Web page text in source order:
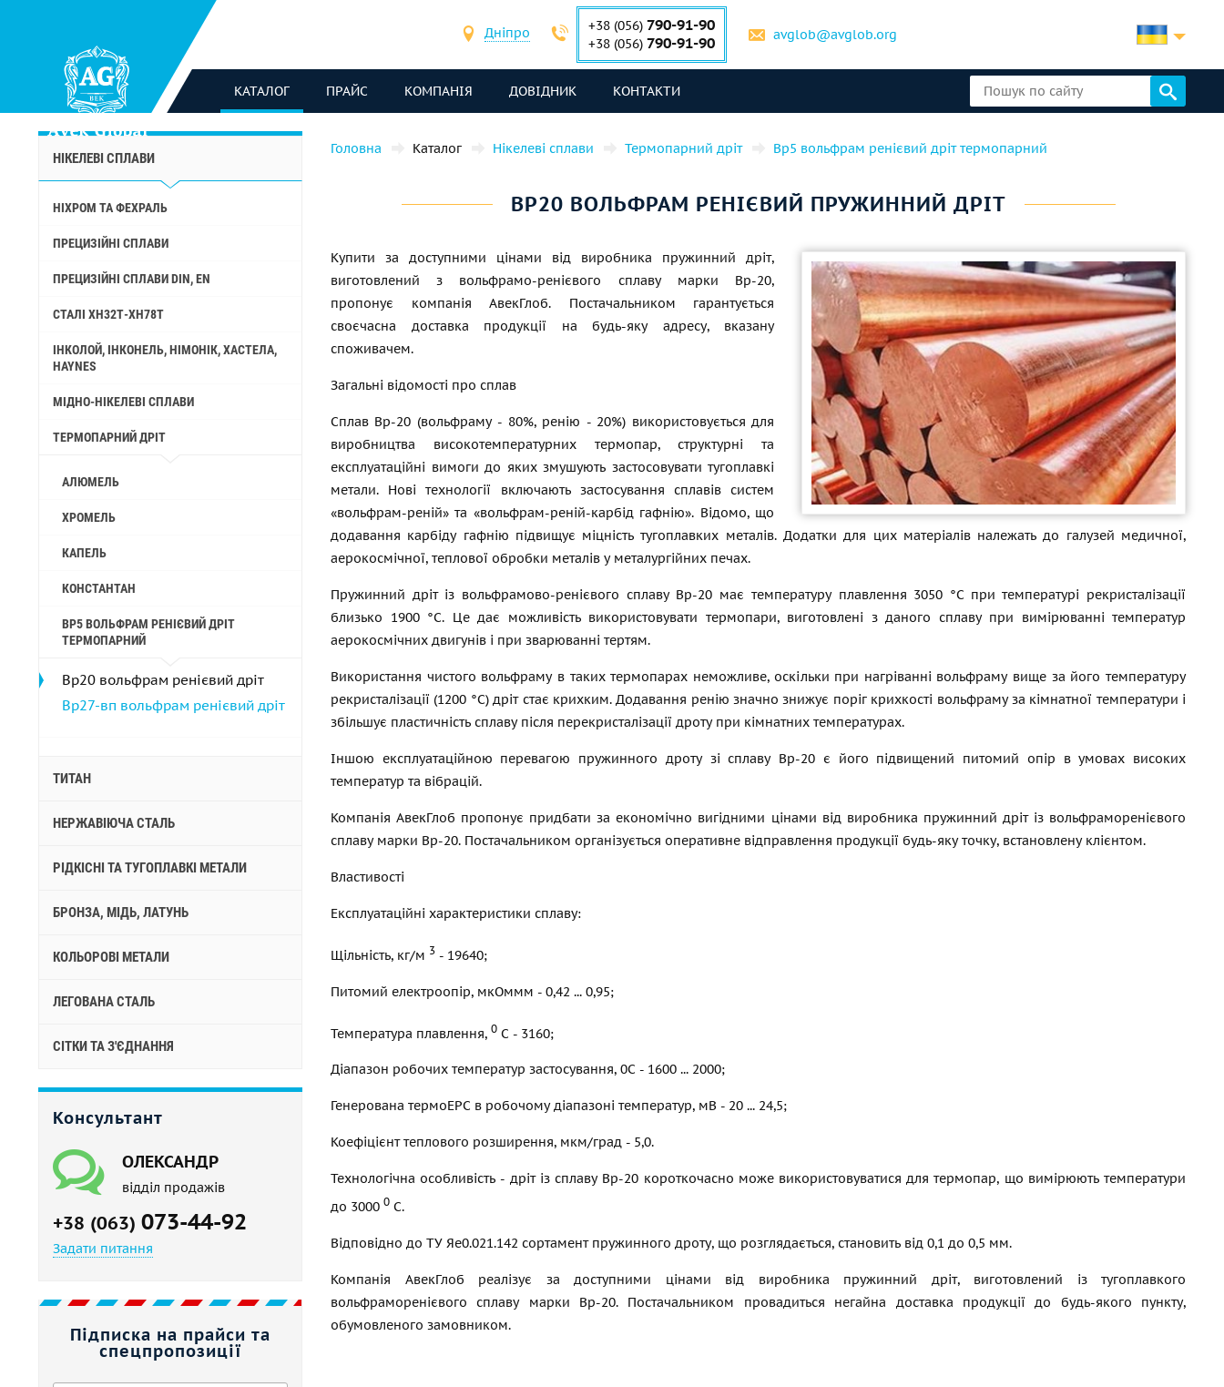
Дніпро +38 (056) 790-91-90
+38 (056) 790-91-90 avglob@avglob.org
КАТАЛОГ ПРАЙС КОМПАНІЯ ДОВІДНИК КОНТАКТИ
НІКЕЛЕВІ СПЛАВИ
НІХРОМ ТА ФЕХРАЛЬ
ПРЕЦИЗІЙНІ СПЛАВИ
ПРЕЦИЗІЙНІ СПЛАВИ DIN, EN
СТАЛІ ХН32Т-ХН78Т
ІНКОЛОЙ, ІНКОНЕЛЬ, НІМОНІК, ХАСТЕЛА,
HAYNES
МІДНО-НІКЕЛЕВІ СПЛАВИ
ТЕРМОПАРНИЙ ДРІТ
АЛЮМЕЛЬ
ХРОМЕЛЬ
КАПЕЛЬ
КОНСТАНТАН
ВР5 ВОЛЬФРАМ РЕНІЄВИЙ ДРІТ
ТЕРМОПАРНИЙ
Вр20 вольфрам ренієвий дріт
Вр27-вп вольфрам ренієвий дріт
ТИТАН
НЕРЖАВІЮЧА СТАЛЬ
РІДКІСНІ ТА ТУГОПЛАВКІ МЕТАЛИ
БРОНЗА, МІДЬ, ЛАТУНЬ
КОЛЬОРОВІ МЕТАЛИ
ЛЕГОВАНА СТАЛЬ
СІТКИ ТА З'ЄДНАННЯ
Консультант
ОЛЕКСАНДР
відділ продажів
+38 (063) 073-44-92
Задати питання
Підписка на прайси та
спецпропозиції
Головна Каталог Нікелеві сплави Термопарний дріт Вр5 вольфрам ренієвий дріт термопарний
ВР20 ВОЛЬФРАМ РЕНІЄВИЙ ПРУЖИННИЙ ДРІТ
Купити за доступними цінами від виробника пружинний дріт,
виготовлений з вольфрамо-ренієвого сплаву марки Вр-20,
пропонує компанія АвекГлоб. Постачальником гарантується
своєчасна доставка продукції на будь-яку адресу, вказану
споживачем.
Загальні відомості про сплав
Сплав Вр-20 (вольфраму - 80%, ренію - 20%) використовується для
виробництва високотемпературних термопар, структурні та
експлуатаційні вимоги до яких змушують застосовувати тугоплавкі
метали. Нові технології включають застосування сплавів систем
«вольфрам-реній» та «вольфрам-реній-карбід гафнію». Відомо, що
додавання карбіду гафнію підвищує міцність тугоплавких металів. Додатки для цих матеріалів належать до галузей медичної,
аерокосмічної, теплової обробки металів у металургійних печах.
Пружинний дріт із вольфрамово-ренієвого сплаву Вр-20 має температуру плавлення 3050 °C при температурі рекристалізації
близько 1900 °C. Це дає можливість використовувати термопари, виготовлені з даного сплаву при вимірюванні температур
аерокосмічних двигунів і при зварюванні тертям.
Використання чистого вольфраму в таких термопарах неможливе, оскільки при нагріванні вольфраму вище за його температуру
рекристалізації (1200 °C) дріт стає крихким. Додавання ренію значно знижує поріг крихкості вольфраму за кімнатної температури і
збільшує пластичність сплаву після перекристалізації дроту при кімнатних температурах.
Іншою експлуатаційною перевагою пружинного дроту зі сплаву Вр-20 є його підвищений питомий опір в умовах високих
температур та вібрацій.
Компанія АвекГлоб пропонує придбати за економічно вигідними цінами від виробника пружинний дріт із вольфраморенієвого
сплаву марки Вр-20. Постачальником організується оперативне відправлення продукції будь-яку точку, встановлену клієнтом.
Властивості
Експлуатаційні характеристики сплаву:
Щільність, кг/м 3 - 19640;
Питомий електроопір, мкОммм - 0,42 ... 0,95;
Температура плавлення, 0 С - 3160;
Діапазон робочих температур застосування, 0С - 1600 ... 2000;
Генерована термоЕРС в робочому діапазоні температур, мВ - 20 ... 24,5;
Коефіцієнт теплового розширення, мкм/град - 5,0.
Технологічна особливість - дріт із сплаву Вр-20 короткочасно може використовуватися для термопар, що вимірюють температури
до 3000 0 С.
Відповідно до ТУ Яе0.021.142 сортамент пружинного дроту, що розглядається, становить від 0,1 до 0,5 мм.
Компанія АвекГлоб реалізує за доступними цінами від виробника пружинний дріт, виготовлений із тугоплавкого
вольфраморенієвого сплаву марки Вр-20. Постачальником провадиться негайна доставка продукції до будь-якого пункту,
обумовленого замовником.